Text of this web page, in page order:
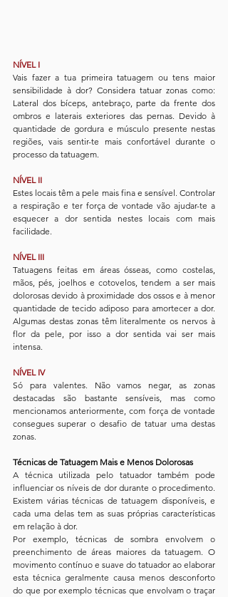
NÍVEL I
Vais fazer a tua primeira tatuagem ou tens maior
sensibilidade à dor? Considera tatuar zonas como:
Lateral dos bíceps, antebraço, parte da frente dos
ombros e laterais exteriores das pernas. Devido à
quantidade de gordura e músculo presente nestas
regiões, vais sentir-te mais confortável durante o
processo da tatuagem.
NÍVEL II
Estes locais têm a pele mais fina e sensível. Controlar
a respiração e ter força de vontade vão ajudar-te a
esquecer a dor sentida nestes locais com mais
facilidade.
NÍVEL III
Tatuagens feitas em áreas ósseas, como costelas,
mãos, pés, joelhos e cotovelos, tendem a ser mais
dolorosas devido à proximidade dos ossos e à menor
quantidade de tecido adiposo para amortecer a dor.
Algumas destas zonas têm literalmente os nervos à
flor da pele, por isso a dor sentida vai ser mais
intensa.
NÍVEL IV
Só para valentes. Não vamos negar, as zonas
destacadas são bastante sensíveis, mas como
mencionamos anteriormente, com força de vontade
consegues superar o desafio de tatuar uma destas
zonas.
Técnicas de Tatuagem Mais e Menos Dolorosas
A técnica utilizada pelo tatuador também pode
influenciar os níveis de dor durante o procedimento.
Existem várias técnicas de tatuagem disponíveis, e
cada uma delas tem as suas próprias características
em relação à dor.
Por exemplo, técnicas de sombra envolvem o
preenchimento de áreas maiores da tatuagem. O
movimento contínuo e suave do tatuador ao elaborar
esta técnica geralmente causa menos desconforto
do que por exemplo técnicas que envolvam o traçar